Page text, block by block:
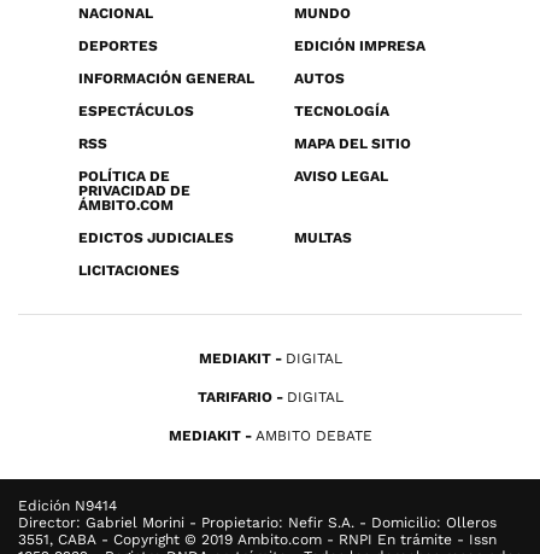
NACIONAL
MUNDO
DEPORTES
EDICIÓN IMPRESA
INFORMACIÓN GENERAL
AUTOS
ESPECTÁCULOS
TECNOLOGÍA
RSS
MAPA DEL SITIO
POLÍTICA DE
PRIVACIDAD DE
ÁMBITO.COM
AVISO LEGAL
EDICTOS JUDICIALES
MULTAS
LICITACIONES
MEDIAKIT DIGITAL
TARIFARIO DIGITAL
MEDIAKIT AMBITO DEBATE
Edición N9414
Director: Gabriel Morini - Propietario: Nefir S.A. - Domicilio: Olleros
3551, CABA - Copyright © 2019 Ambito.com - RNPI En trámite - Issn